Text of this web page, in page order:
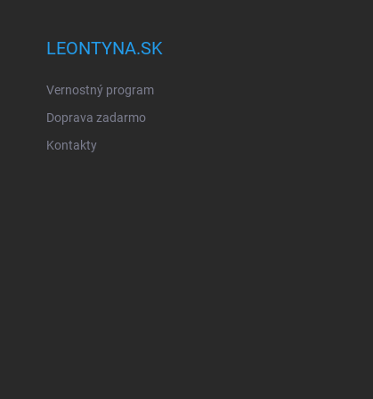
LEONTYNA.SK
Vernostný program
Doprava zadarmo
Kontakty